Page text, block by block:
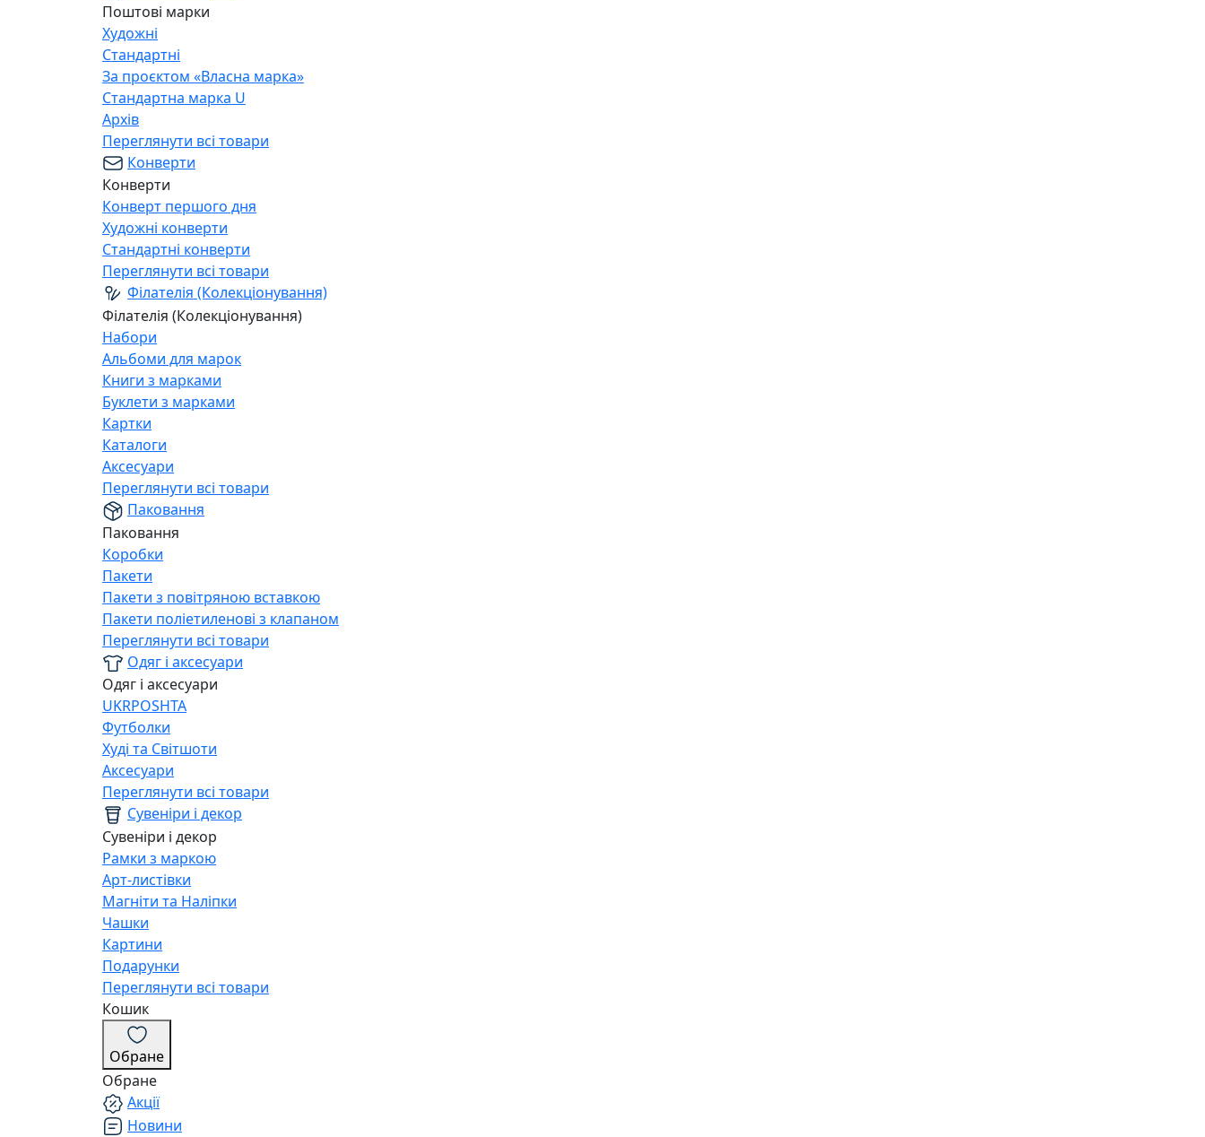
Поштові марки
Художні
Стандартні
За проєктом «Власна марка»
Стандартна марка U
Архів
Переглянути всі товари
Конверти
Конверти
Конверт першого дня
Художні конверти
Стандартні конверти
Переглянути всі товари
Філателія (Колекціонування)
Філателія (Колекціонування)
Набори
Альбоми для марок
Книги з марками
Буклети з марками
Картки
Каталоги
Аксесуари
Переглянути всі товари
Паковання
Паковання
Коробки
Пакети
Пакети з повітряною вставкою
Пакети поліетиленові з клапаном
Переглянути всі товари
Одяг і аксесуари
Одяг і аксесуари
UKRPOSHTA
Футболки
Худі та Світшоти
Аксесуари
Переглянути всі товари
Сувеніри і декор
Сувеніри і декор
Рамки з маркою
Арт-листівки
Магніти та Наліпки
Чашки
Картини
Подарунки
Переглянути всі товари
Кошик
Обране
Обране
Акції
Новини